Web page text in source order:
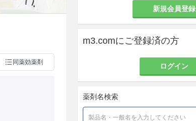
同薬効薬剤
新規会員登録
m3.comにご登録済の方
ログイン
薬剤名検索